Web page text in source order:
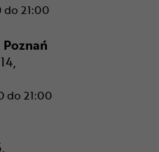
21:00
Kraków - Solvay Park
Poznań
do 21:00
Poznań - M1 Poznań